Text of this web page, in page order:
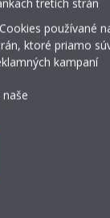
používané
ktoré priamo
kampaní